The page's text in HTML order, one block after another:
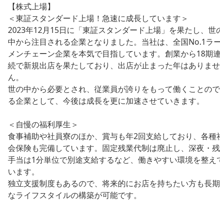
【株式上場】
＜東証スタンダード上場！急速に成長しています＞
2023年12月15日に「東証スタンダード上場」を果たし、世
中から注目される企業となりました。当社は、全国No.1ラ
メンチェーン企業を本気で目指しています。創業から18期
続で新規出店を果たしており、出店が止まった年はありませ
ん。
世の中から必要とされ、従業員が誇りをもって働くことの
る企業として、今後は成長を更に加速させていきます。
＜自慢の福利厚生＞
食事補助や社員寮のほか、賞与も年2回支給しており、各種
会保険も完備しています。固定残業代制は廃止し、深夜・
手当は1分単位で別途支給するなど、働きやすい環境を整え
います。
独立支援制度もあるので、将来的にお店を持ちたい方も長
なライフスタイルの構築が可能です。